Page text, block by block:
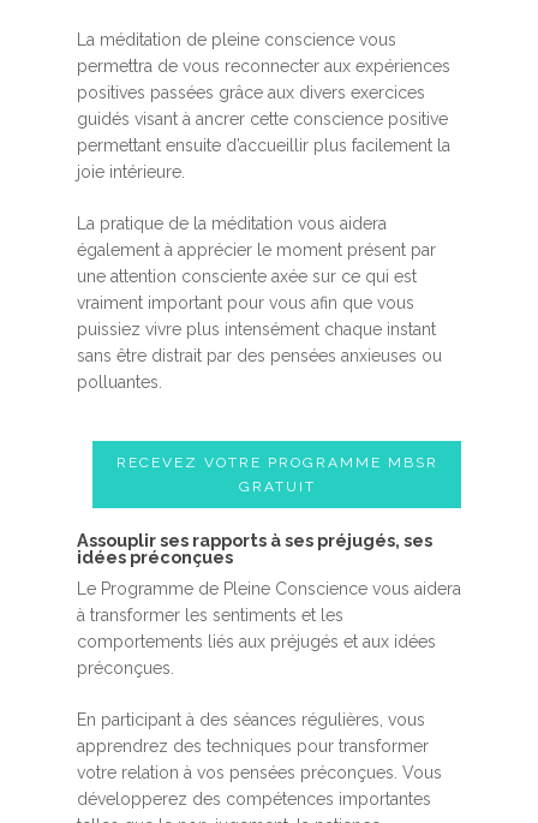
La méditation de pleine conscience vous
permettra de vous reconnecter aux expériences
positives passées grâce aux divers exercices
guidés visant à ancrer cette conscience positive
permettant ensuite d’accueillir plus facilement la
joie intérieure.
La pratique de la méditation vous aidera
également à apprécier le moment présent par
une attention consciente axée sur ce qui est
vraiment important pour vous afin que vous
puissiez vivre plus intensément chaque instant
sans être distrait par des pensées anxieuses ou
polluantes.
RECEVEZ VOTRE PROGRAMME MBSR
GRATUIT
Assouplir ses rapports à ses préjugés, ses
idées préconçues
Le Programme de Pleine Conscience vous aidera
à transformer les sentiments et les
comportements liés aux préjugés et aux idées
préconçues.
En participant à des séances régulières, vous
apprendrez des techniques pour transformer
votre relation à vos pensées préconçues. Vous
développerez des compétences importantes